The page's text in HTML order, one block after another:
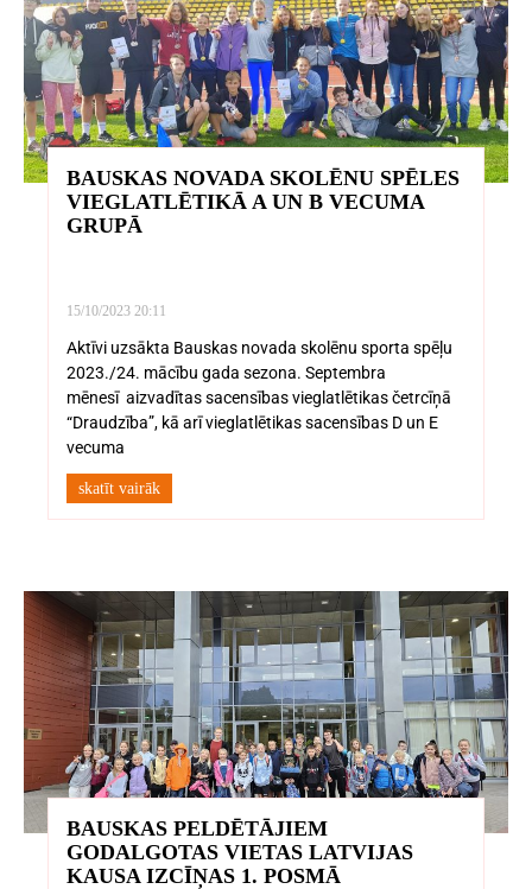
BAUSKAS NOVADA SKOLĒNU SPĒLES
VIEGLATLĒTIKĀ A UN B VECUMA
GRUPĀ
15/10/202320:11
Aktīvi uzsākta Bauskas novada skolēnu sporta spēļu
2023./24. mācību gada sezona. Septembra
mēnesī aizvadītas sacensības vieglatlētikas četrcīņā
“Draudzība”, kā arī vieglatlētikas sacensības D un E
vecuma
skatīt vairāk
BAUSKAS PELDĒTĀJIEM
GODALGOTAS VIETAS LATVIJAS
KAUSA IZCĪŅAS 1. POSMĀ